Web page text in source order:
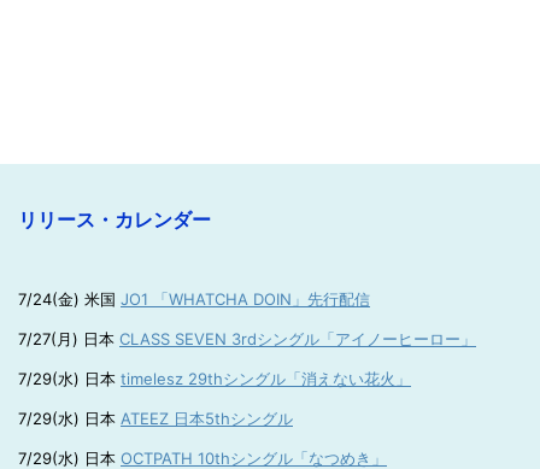
リリース・カレンダー
7/24(金) 米国 JO1 「WHATCHA DOIN」先行配信
7/27(月) 日本 CLASS SEVEN 3rdシングル「アイノーヒーロー」
7/29(水) 日本 timelesz 29thシングル「消えない花火」
7/29(水) 日本 ATEEZ 日本5thシングル
7/29(水) 日本 OCTPATH 10thシングル「なつめき」